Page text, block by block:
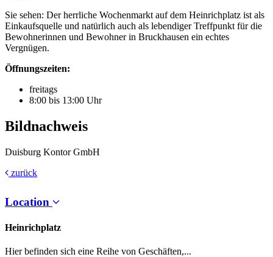
Sie sehen: Der herrliche Wochenmarkt auf dem Heinrichplatz ist als
Einkaufsquelle und natürlich auch als lebendiger Treffpunkt für die
Bewohnerinnen und Bewohner in Bruckhausen ein echtes
Vergnügen.
Öffnungszeiten:
freitags
8:00 bis 13:00 Uhr
Bildnachweis
Duisburg Kontor GmbH
zurück
Location
Heinrichplatz
Hier befinden sich eine Reihe von Geschäften,...